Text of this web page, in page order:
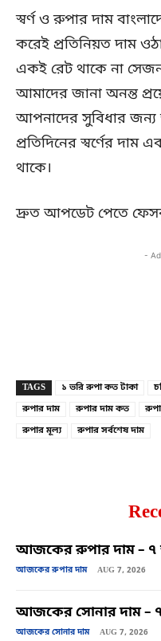
স্বর্ণ ও রুপার দাম
করেই প্রতিনিয়ত দাম
একই রেট থাকে না
আমাদের জানা অনন্ত
আপনাদের সুবিধার
প্রতিদিনের স্বর্ণের
থাকে।
দ্রুত আপডেট পেতে
-
TAGS ১ ভরি রুপা কত টাকা
রুপার দাম
রুপার দাম কত
রুপার মূল্য
রুপার সর্বশেষ দাম
আজকের রুপার দাম –
আজকের রুপার দাম AUG 7, 2026
আজকের সোনার দাম –
আজকের সোনার দাম AUG 7, 2026